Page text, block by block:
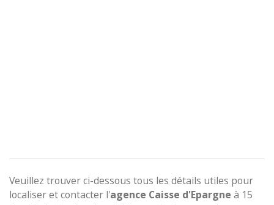
Veuillez trouver ci-dessous tous les détails utiles pour
localiser et contacter l'agence Caisse d'Epargne à 15